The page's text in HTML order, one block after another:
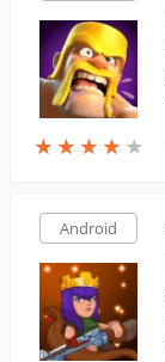
★ ★ ★ ★ ★
★ ★ ★ ★ ★
Android